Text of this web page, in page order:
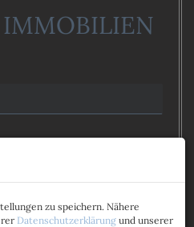
zu speichern. Nähere
Datenschutzerklärung und unserer